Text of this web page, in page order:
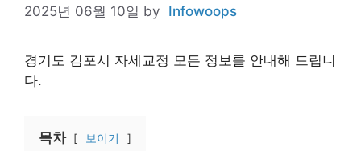
2025년 06월 10일 by Infowoops
경기도 김포시 자세교정 모든 정보를 안내해 드립니
다.
목차 보이기